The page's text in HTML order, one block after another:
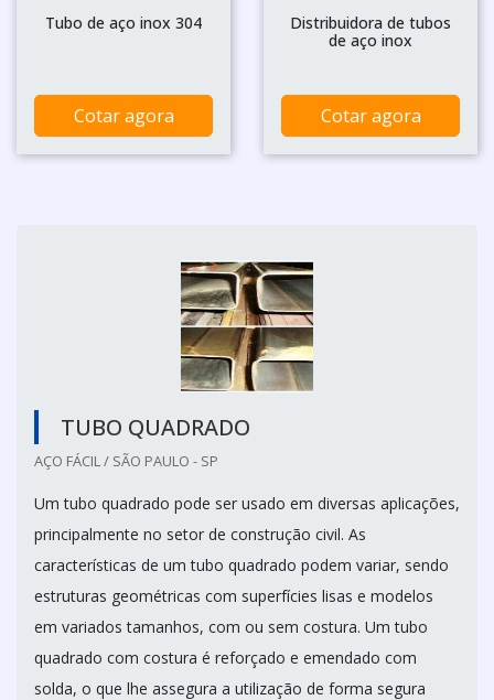
Tubo de aço inox 304
Cotar agora
Distribuidora de tubos
de aço inox
Cotar agora
TUBO QUADRADO
AÇO FÁCIL / SÃO PAULO - SP
Um tubo quadrado pode ser usado em diversas aplicações,
principalmente no setor de construção civil. As
características de um tubo quadrado podem variar, sendo
estruturas geométricas com superfícies lisas e modelos
em variados tamanhos, com ou sem costura. Um tubo
quadrado com costura é reforçado e emendado com
solda, o que lhe assegura a utilização de forma segura